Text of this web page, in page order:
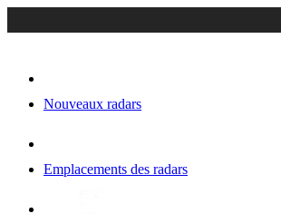
Nouveaux radars
Emplacements des radars